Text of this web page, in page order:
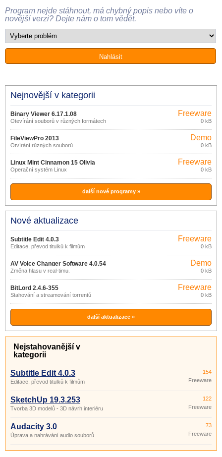
Program nejde stáhnout, má chybný popis nebo víte o
novější verzi? Dejte nám o tom vědět.
Nejnovější v kategorii
Binary Viewer 6.17.1.08
Otevírání souborů v různých formátech
Freeware
0 kB
FileViewPro 2013
Otvírání různých souborů
Demo
0 kB
Linux Mint Cinnamon 15 Olivia
Operační systém Linux
Freeware
0 kB
další nové programy »
Nové aktualizace
Subtitle Edit 4.0.3
Editace, převod titulků k filmům
Freeware
0 kB
AV Voice Changer Software 4.0.54
Změna hlasu v real-timu.
Demo
0 kB
BitLord 2.4.6-355
Stahování a streamování torrentů
Freeware
0 kB
další aktualizace »
Nejstahovanější v
kategorii
Subtitle Edit 4.0.3
Editace, převod titulků k filmům
154
Freeware
SketchUp 19.3.253
Tvorba 3D modelů - 3D návrh interiéru
122
Freeware
Audacity 3.0
Úprava a nahrávání audio souborů
73
Freeware